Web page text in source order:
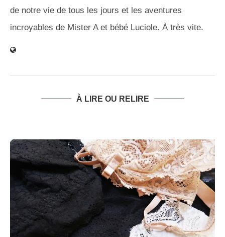
de notre vie de tous les jours et les aventures
incroyables de Mister A et bébé Luciole. À très vite.
À LIRE OU RELIRE